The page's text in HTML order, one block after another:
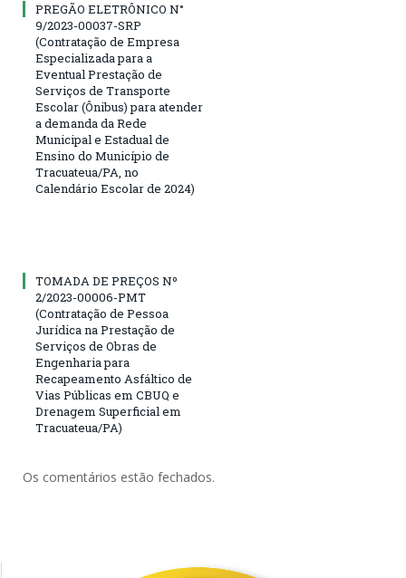
PREGÃO ELETRÔNICO N°
9/2023-00037-SRP
(Contratação de Empresa
Especializada para a
Eventual Prestação de
Serviços de Transporte
Escolar (Ônibus) para atender
a demanda da Rede
Municipal e Estadual de
Ensino do Município de
Tracuateua/PA, no
Calendário Escolar de 2024)
TOMADA DE PREÇOS Nº
2/2023-00006-PMT
(Contratação de Pessoa
Jurídica na Prestação de
Serviços de Obras de
Engenharia para
Recapeamento Asfáltico de
Vias Públicas em CBUQ e
Drenagem Superficial em
Tracuateua/PA)
Os comentários estão fechados.